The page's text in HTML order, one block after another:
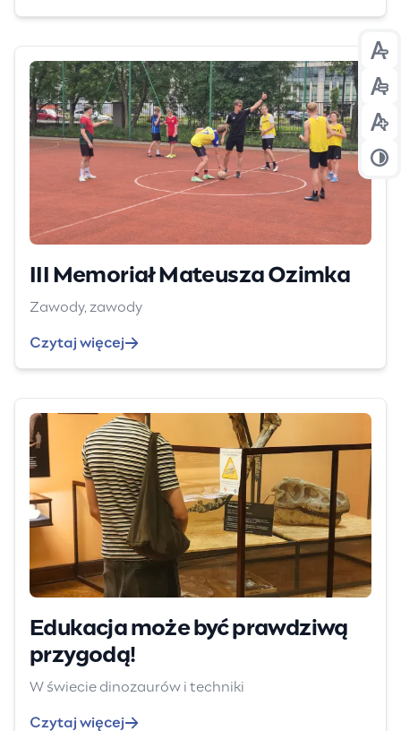
III Memoriał Mateusza Ozimka
Zawody, zawody
Czytaj więcej
Edukacja może być prawdziwą
przygodą!
W świecie dinozaurów i techniki
Czytaj więcej